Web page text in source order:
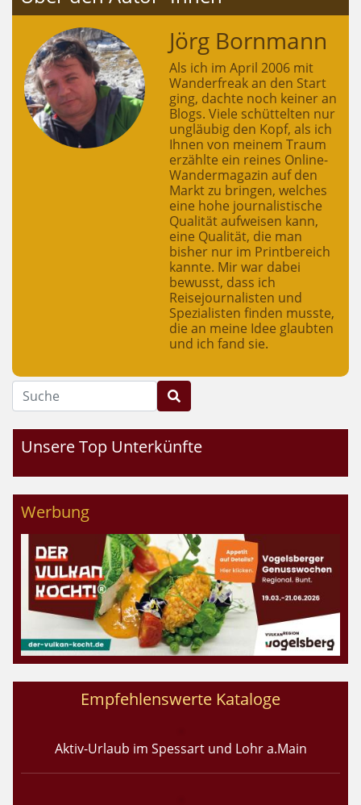
Jörg Bornmann
Als ich im April 2006 mit
Wanderfreak an den Start
ging, dachte noch keiner an
Blogs. Viele schüttelten nur
ungläubig den Kopf, als ich
Ihnen von meinem Traum
erzählte ein reines Online-
Wandermagazin auf den
Markt zu bringen, welches
eine hohe journalistische
Qualität aufweisen kann,
eine Qualität, die man
bisher nur im Printbereich
kannte. Mir war dabei
bewusst, dass ich
Reisejournalisten und
Spezialisten finden musste,
die an meine Idee glaubten
und ich fand sie.
Suche
Unsere Top Unterkünfte
Werbung
Empfehlenswerte Kataloge
Aktiv-Urlaub im Spessart und Lohr a.Main